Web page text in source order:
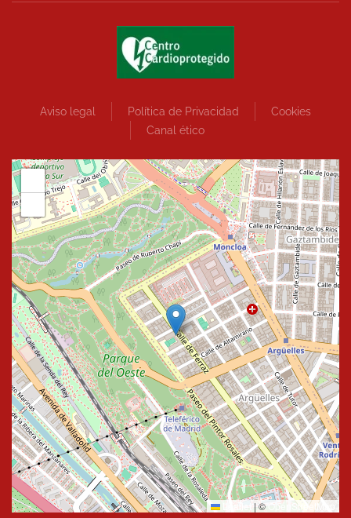
Aviso legal Política de Privacidad
Cookies
Canal ético
Leaflet | © OpenStreetMap